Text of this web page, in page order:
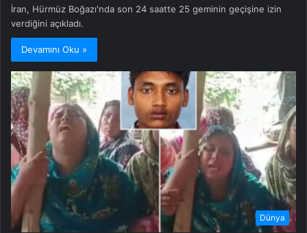
İran, Hürmüz Boğazı'nda son 24 saatte 25 geminin geçişine izin
verdiğini açıkladı.
Devamını Oku »
Dünya